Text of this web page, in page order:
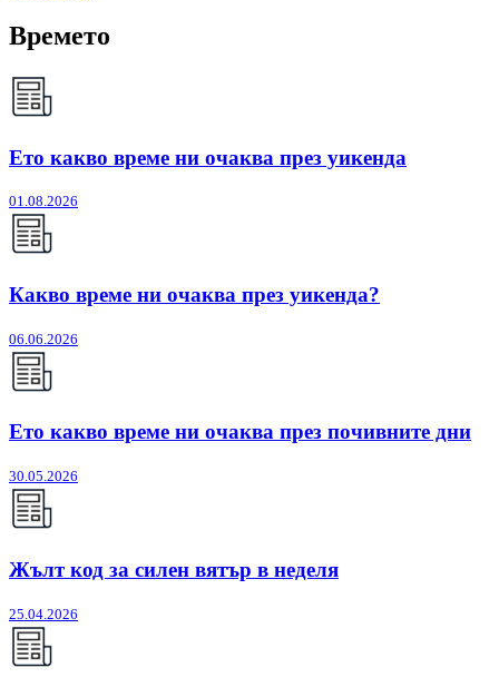
Времето
Ето какво време ни очаква през уикенда
01.08.2026
Какво време ни очаква през уикенда?
06.06.2026
Ето какво време ни очаква през почивните дни
30.05.2026
Жълт код за силен вятър в неделя
25.04.2026